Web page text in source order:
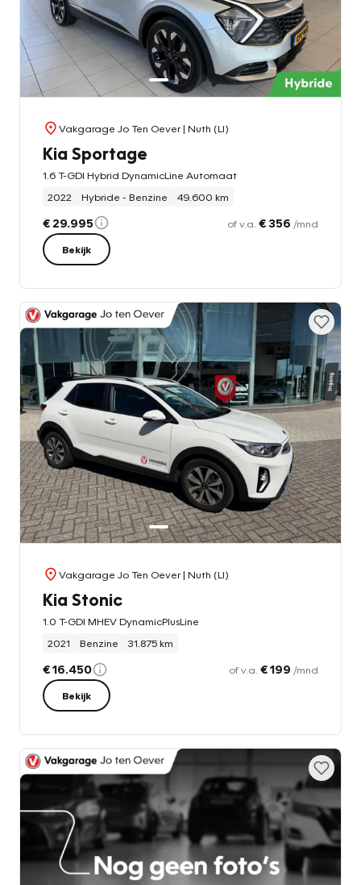
Vakgarage Jo Ten Oever| Nuth (LI)
Kia Sportage
1.6 T-GDI Hybrid DynamicLine Automaat
2022
Hybride - Benzine 49.600 km
€ 29.995 of v.a. € 356 /mnd
Bekijk
Vakgarage Jo Ten Oever| Nuth (LI)
Kia Stonic
1.0 T-GDI MHEV DynamicPlusLine
2021
Benzine 31.875 km
€ 16.450 of v.a. € 199 /mnd
Bekijk